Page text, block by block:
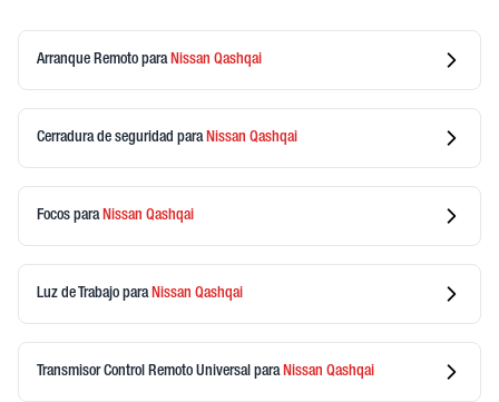
Arranque Remoto para Nissan Qashqai
Cerradura de seguridad para Nissan Qashqai
Focos para Nissan Qashqai
Luz de Trabajo para Nissan Qashqai
Transmisor Control Remoto Universal para Nissan Qashqai